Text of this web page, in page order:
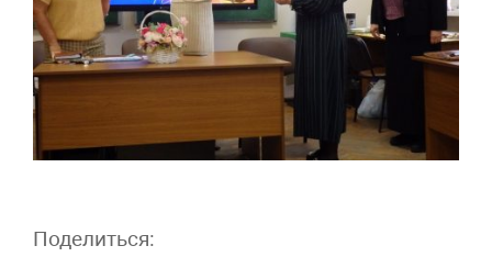
Поделиться: